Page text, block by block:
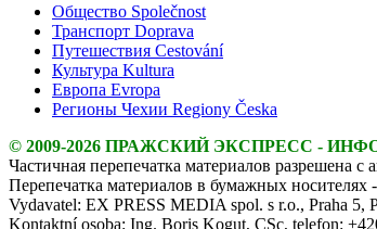
Общество Společnost
Транспорт Doprava
Путешествия Cestování
Культура Kultura
Европа Evropa
Регионы Чехии Regiony Česka
© 2009-2026 ПРАЖСКИЙ ЭКСПРЕСС -
Частичная перепечатка материалов разрешена
Перепечатка материалов в бумажных носителях
Vydavatel: EX PRESS MEDIA spol. s r.o., Praha 5,
Kontaktní osoba: Ing. Boris Kogut, CSc, telefon: